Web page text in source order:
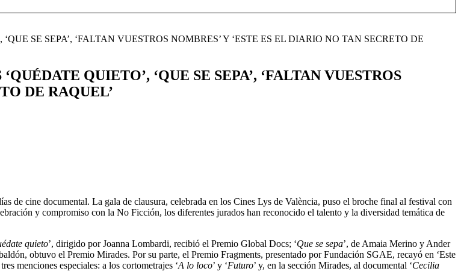
SE SEPA’, ‘FALTAN VUESTROS NOMBRES’ Y ‘ESTE ES EL DIARIO NO TAN SECRETO DE
QUIETO’, ‘QUE SE SEPA’, ‘FALTAN VUESTROS
DE RAQUEL’
de cine documental. La gala de clausura, celebrada en los Cines Lys de València, puso el broche final al festival con
y compromiso con la No Ficción, los diferentes jurados han reconocido el talento y la diversidad temática de
quieto’, dirigido por Joanna Lombardi, recibió el Premio Global Docs; ‘Que se sepa’, de Amaia Merino y Ander
obtuvo el Premio Mirades. Por su parte, el Premio Fragments, presentado por Fundación SGAE, recayó en ‘Este
menciones especiales: a los cortometrajes ‘A lo loco’ y ‘Futuro’ y, en la sección Mirades, al documental ‘Cecilia